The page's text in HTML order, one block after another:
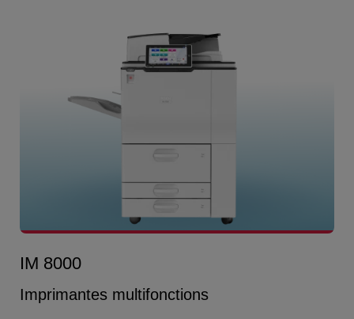
IM 8000
Imprimantes multifonctions